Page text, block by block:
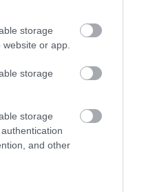
storage
or app.
storage
storage
and other